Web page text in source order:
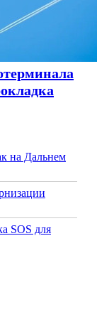
на Дальнем
SOS для